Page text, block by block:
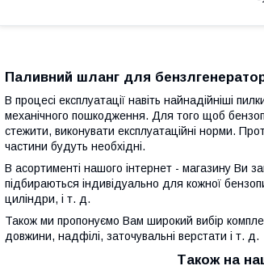
Паливний шланг для
В процесі експлуатації навіть найнадійніші
механічного пошкодження. Для того щоб
стежити, виконувати експлуатаційні норми.
частини будуть необхідні.
В асортименті нашого інтернет - магазину Ви
підбираються індивідуально для кожної
циліндри, і т. д.
Також ми пропонуємо Вам широкий вибір
довжини, надфілі, заточувальні верстати і т. д.
Також на